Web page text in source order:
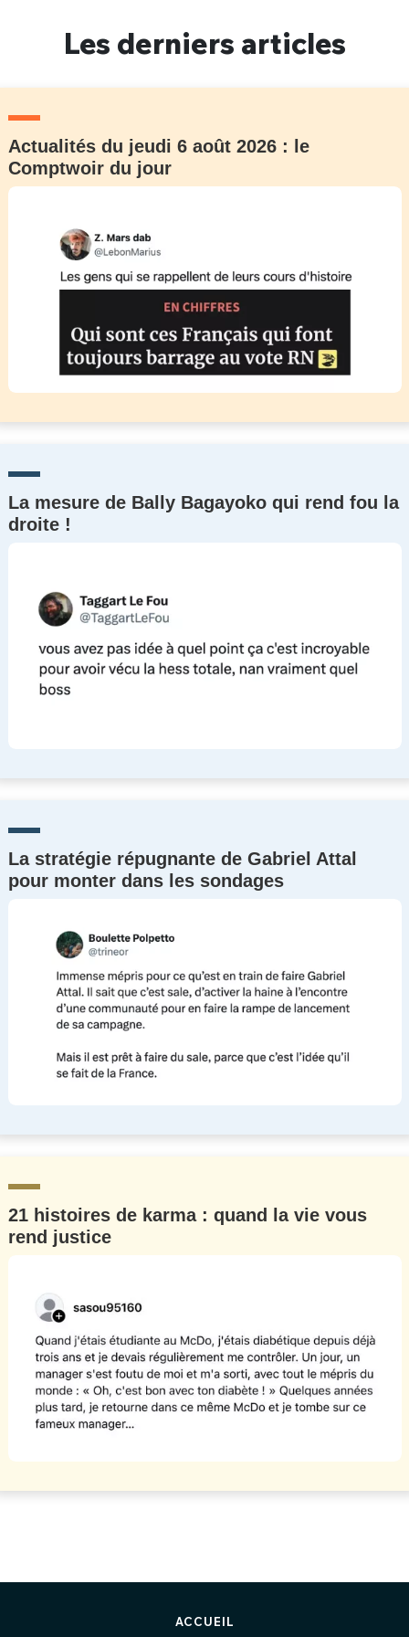
Les derniers articles
Actualités du jeudi 6 août 2026 : le
Comptwoir du jour
La mesure de Bally Bagayoko qui rend fou la
droite !
La stratégie répugnante de Gabriel Attal
pour monter dans les sondages
21 histoires de karma : quand la vie vous
rend justice
ACCUEIL
Un Thread